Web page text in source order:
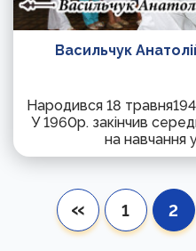
Васильчук
Народився 18
У 1960р. закінчив
на навчання
« 1 2